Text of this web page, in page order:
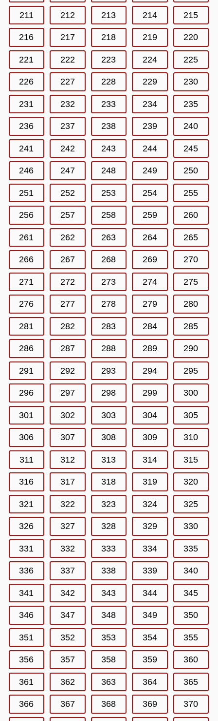
211 212 213 214 215
216 217 218 219 220
221 222 223 224 225
226 227 228 229 230
231 232 233 234 235
236 237 238 239 240
241 242 243 244 245
246 247 248 249 250
251 252 253 254 255
256 257 258 259 260
261 262 263 264 265
266 267 268 269 270
271 272 273 274 275
276 277 278 279 280
281 282 283 284 285
286 287 288 289 290
291 292 293 294 295
296 297 298 299 300
301 302 303 304 305
306 307 308 309 310
311 312 313 314 315
316 317 318 319 320
321 322 323 324 325
326 327 328 329 330
331 332 333 334 335
336 337 338 339 340
341 342 343 344 345
346 347 348 349 350
351 352 353 354 355
356 357 358 359 360
361 362 363 364 365
366 367 368 369 370